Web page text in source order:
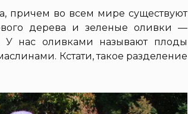
причем во всем мире существуют
дерева и зеленые оливки —
У нас оливками называют плоды
Кстати, такое разделение